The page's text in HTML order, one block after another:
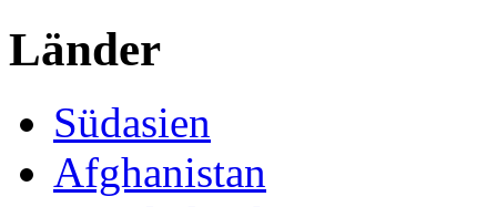
Länder
Südasien
Afghanistan